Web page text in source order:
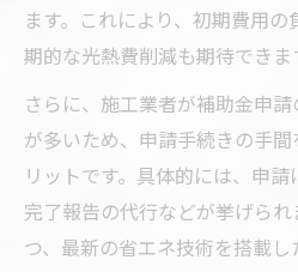
ます。これにより、初期費用
期的な光熱費削減も期待できま
さらに、施工業者が補助金申
が多いため、申請手続きの手
リットです。具体的には、申
完了報告の代行などが挙げら
つ、最新の省エネ技術を搭載